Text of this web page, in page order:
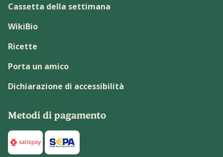
Cassetta della settimana
WikiBio
Ricette
Porta un amico
Dichiarazione di accessibilità
Metodi di pagamento
Di seguito sono elencati i metodi di pagamento